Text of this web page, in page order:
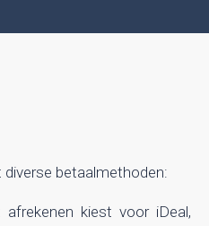
diverse betaalmethoden:
kiest voor iDeal,